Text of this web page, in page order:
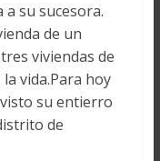
su sucesora.
de un
viviendas de
vida.Para hoy
su entierro
de